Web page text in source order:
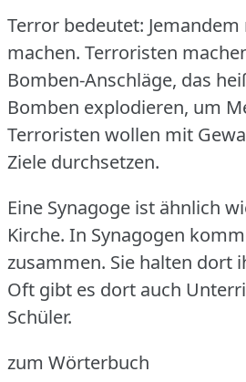
Terror bedeutet:
machen. Terroristen
Bomben-Anschläge, das
Bomben explodieren, um
Terroristen wollen mit
Ziele durchsetzen.
Eine Synagoge ist ähnlich
Kirche. In Synagogen
zusammen. Sie halten dort
Oft gibt es dort auch
Schüler.
zum Wörterbuch